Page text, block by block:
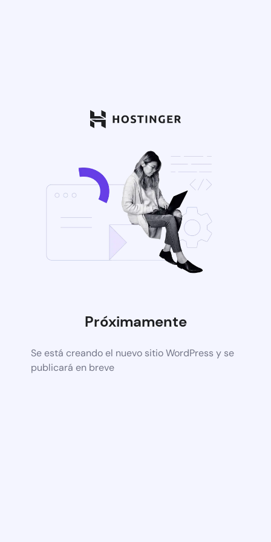
Próximamente
Se está creando el nuevo sitio WordPress y se
publicará en breve